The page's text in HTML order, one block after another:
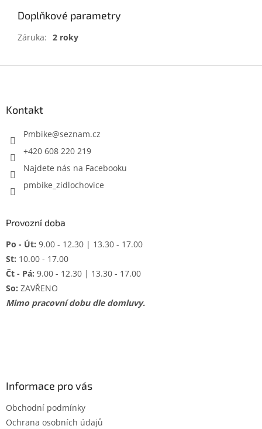
Doplňkové parametry
Záruka: 2 roky
Kontakt
Pmbike@seznam.cz
+420 608 220 219
Najdete nás na Facebooku
pmbike_zidlochovice
Provozní doba
Po - Út: 9.00 - 12.30 | 13.30 - 17.00
St: 10.00 - 17.00
Čt - Pá: 9.00 - 12.30 | 13.30 - 17.00
So: ZAVŘENO
Mimo pracovní dobu dle domluvy.
Informace pro vás
Obchodní podmínky
Ochrana osobních údajů